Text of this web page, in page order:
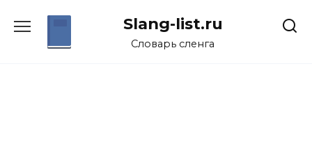
Slang-list.ru
Словарь сленга